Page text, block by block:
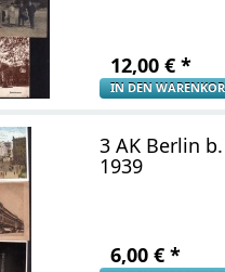
12,00 € *
IN DEN
3 AK Berlin
1939
6,00 € *